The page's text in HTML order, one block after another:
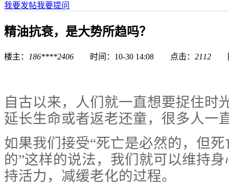
我要发帖我要提问
精油抗衰，是大势所趋吗？
楼主： 186****2406 时间：10-30 14:08 点击： 2112
自古以来，人们就一直想要捉住时
延长生命或者返老还童，很多人一
如果我们接受“死亡是必然的，但
的”这样的说法，我们就可以维持
持活力，减缓老化的过程。